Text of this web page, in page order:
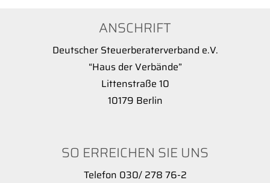
ANSCHRIFT
Deutscher Steuerberaterverband e.V.
“Haus der Verbände”
Littenstraße 10
10179 Berlin
SO ERREICHEN SIE UNS
Telefon 030/ 278 76-2